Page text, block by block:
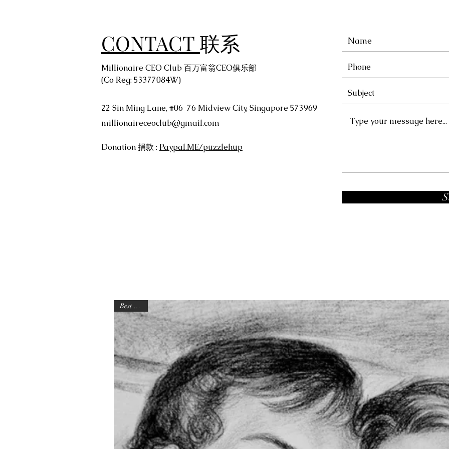
CONTACT 联系
Millionaire CEO Club 百万富翁CEO俱乐部
(Co Reg: 53377084W)
22 Sin Ming Lane, #06-76 Midview City, Singapore 573969
millionaireceoclub@gmail.com
Donation 捐款 : Paypal.ME/puzzlehup
Best Seller